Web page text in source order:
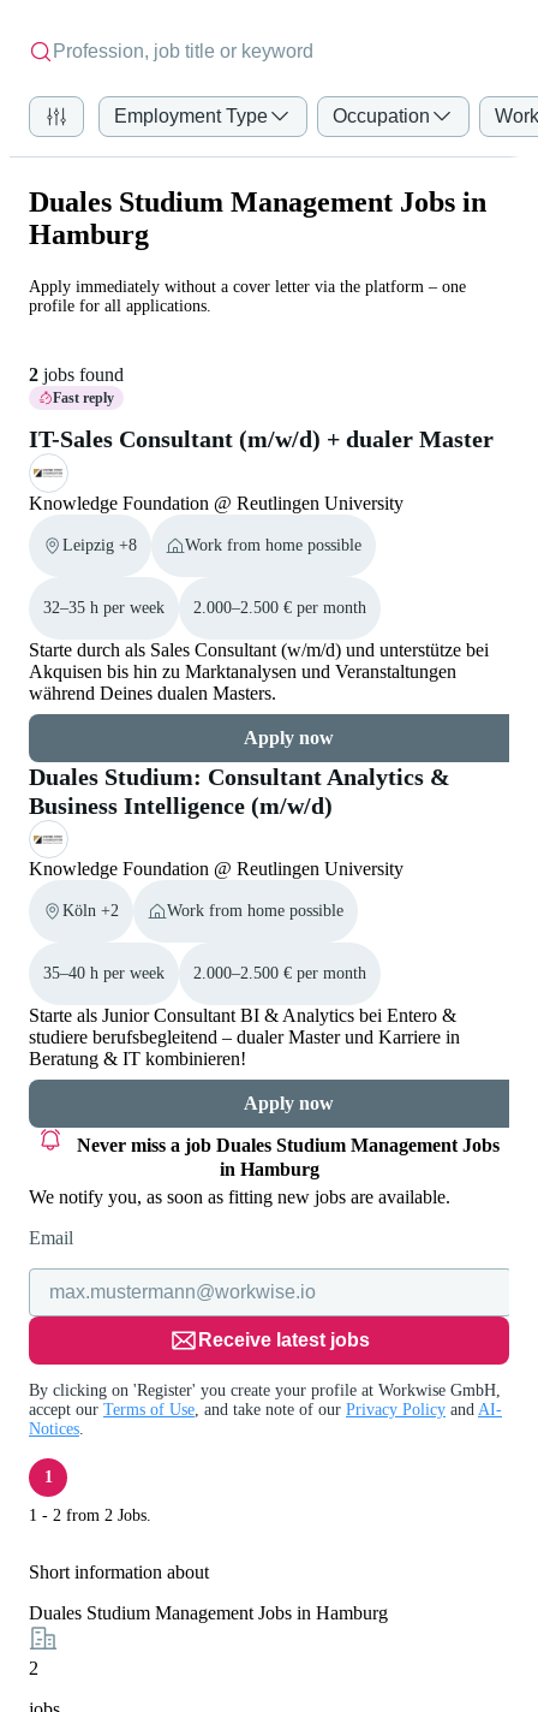
Employment Type Occupation
Duales Studium Management Jobs in
Hamburg
Apply immediately without a cover letter via the platform – one
profile for all applications.
2 jobs found
Fast reply
IT-Sales Consultant (m/w/d) + dualer Master
Knowledge Foundation @ Reutlingen University
Leipzig +8 Work from home possible
32–35 h per week 2.000–2.500 € per month
Starte durch als Sales Consultant (w/m/d) und unterstütze bei
Akquisen bis hin zu Marktanalysen und Veranstaltungen
während Deines dualen Masters.
Apply now
Duales Studium: Consultant Analytics &
Business Intelligence (m/w/d)
Knowledge Foundation @ Reutlingen University
Köln +2 Work from home possible
35–40 h per week 2.000–2.500 € per month
Starte als Junior Consultant BI & Analytics bei Entero &
studiere berufsbegleitend – dualer Master und Karriere in
Beratung & IT kombinieren!
Apply now
Never miss a job Duales Studium Management Jobs
in Hamburg
We notify you, as soon as fitting new jobs are available.
Email
Receive latest jobs
By clicking on 'Register' you create your profile at Workwise GmbH,
accept our Terms of Use, and take note of our Privacy Policy and AI-
Notices.
1
1 - 2 from 2 Jobs.
Short information about
Duales Studium Management Jobs in Hamburg
2